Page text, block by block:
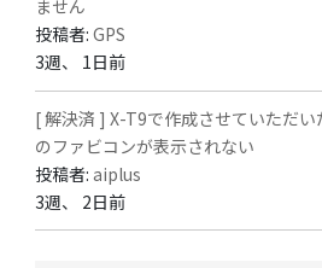
ません
投稿者:GPS
3週、 1日前
[ 解決済 ] X-T9で作成させていただい
のファビコンが表示されない
投稿者:aiplus
3週、 2日前